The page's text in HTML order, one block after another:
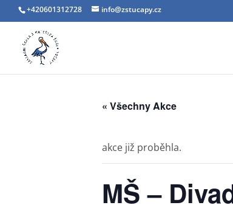
+420601312728 info@zstucapy.cz
« Všechny Akce
akce již proběhla.
MŠ –